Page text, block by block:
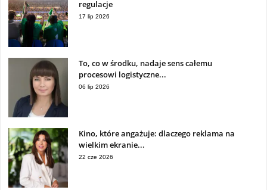
regulacje
17 lip 2026
To, co w środku, nadaje sens całemu
procesowi logistyczne...
06 lip 2026
Kino, które angażuje: dlaczego reklama na
wielkim ekranie...
22 cze 2026